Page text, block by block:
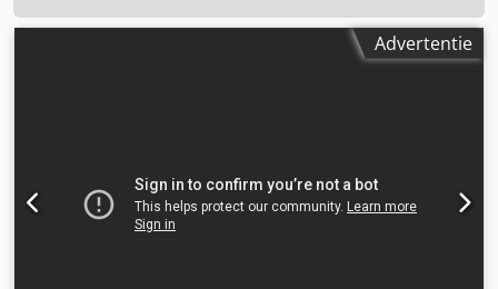
Advertentie